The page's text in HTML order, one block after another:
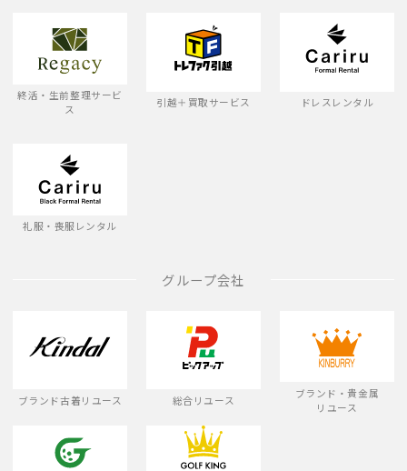
終活・生前整理サービ
ス
引越＋買取サービス ドレスレンタル
礼服・喪服レンタル
グループ会社
ブランド古着リユース 総合リユース
ブランド・貴金属
リユース